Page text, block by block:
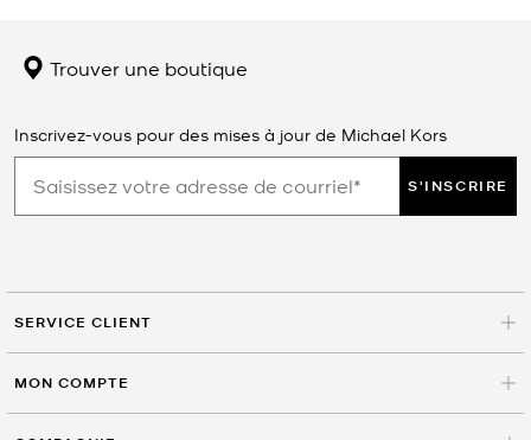
Trouver une boutique
Inscrivez-vous pour des mises à jour de Michael Kors
S'INSCRIRE
SERVICE CLIENT
MON COMPTE